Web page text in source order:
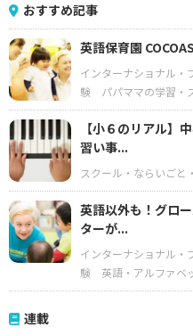
おすすめ記事
英語保育園
インターナショナル・
験
パパママの学習・
【小６のリアル】
習い事...
スクール・ならいごと
英語以外も！グロ
ターが...
インターナショナル・
験
英語・アルファベ
連載